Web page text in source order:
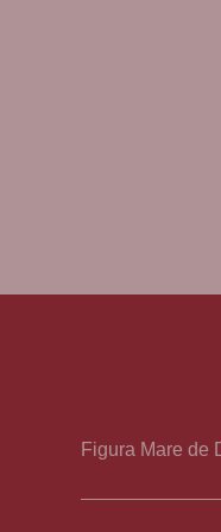
Figura Mare de